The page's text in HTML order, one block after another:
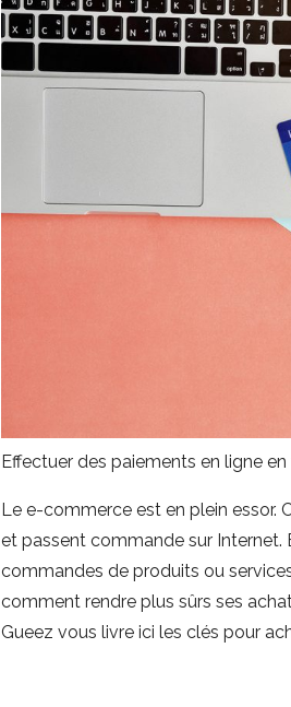
Effectuer des paiements en ligne
Le e-commerce est en plein essor.
et passent commande sur Internet.
commandes de produits ou
comment rendre plus sûrs ses
Gueez vous livre ici les clés pour